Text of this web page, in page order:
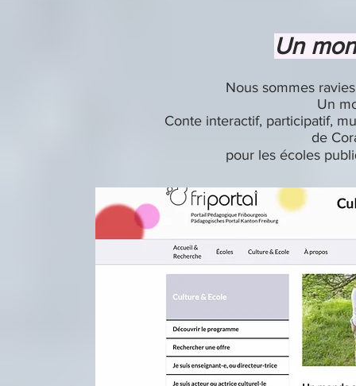
Un
Nous sommes
Un
Conteinteractif, participatif,
de
pour les écoles